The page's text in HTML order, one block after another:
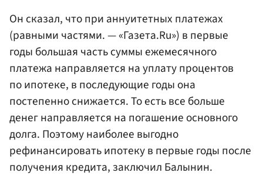
Он сказал, что при аннуитетных платежах
(равными частями. — «Газета.Ru») в первые
годы большая часть суммы ежемесячного
платежа направляется на уплату процентов
по ипотеке, в последующие годы она
постепенно снижается. То есть все больше
денег направляется на погашение основного
долга. Поэтому наиболее выгодно
рефинансировать ипотеку в первые годы после
получения кредита, заключил Балынин.